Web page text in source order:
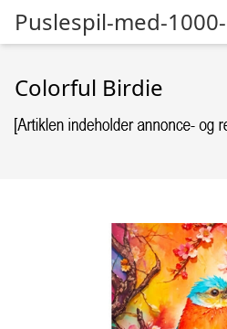
Puslespil-med-
Colorful Birdie